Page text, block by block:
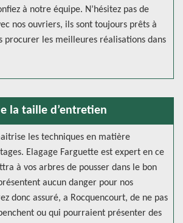
à notre équipe. N’hésitez pas de
nos ouvriers, ils sont toujours prêts à
procurer les meilleures réalisations dans
la taille d’entretien
les techniques en matière
Elagage Farguette est expert en ce
à vos arbres de pousser dans le bon
aucun danger pour nos
donc assuré, a Rocquencourt, de ne pas
ou qui pourraient présenter des